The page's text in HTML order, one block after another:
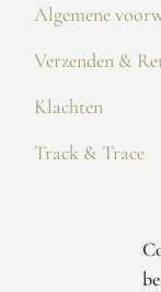
Algemene
Verzenden &
Klachten
Track & Trace